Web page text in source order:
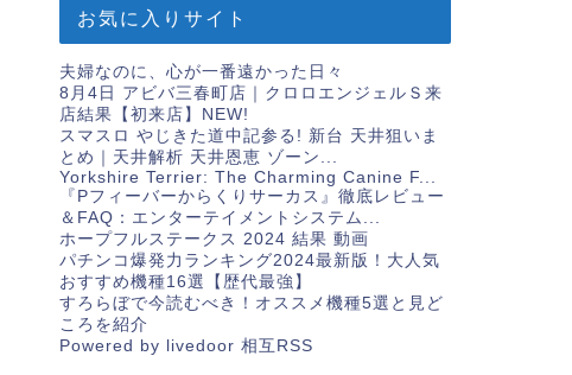
お気に入りサイト
夫婦なのに、心が一番遠かった日々
8月4日 アビバ三春町店｜クロロエンジェルＳ来
店結果【初来店】
NEW!
スマスロ やじきた道中記参る! 新台 天井狙いま
とめ｜天井解析 天井恩恵 ゾーン...
Yorkshire Terrier: The Charming Canine F...
『Pフィーバーからくりサーカス』徹底レビュー
＆FAQ：エンターテイメントシステム...
ホープフルステークス 2024 結果 動画
パチンコ爆発力ランキング2024最新版！大人気
おすすめ機種16選【歴代最強】
すろらぼで今読むべき！オススメ機種5選と見ど
ころを紹介
Powered by livedoor 相互RSS